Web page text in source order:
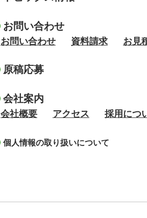
お問い合わせ
お問い合わせ 資料請求 お見
原稿応募
会社案内
会社概要 アクセス 採用につ
個人情報の取り扱いについて